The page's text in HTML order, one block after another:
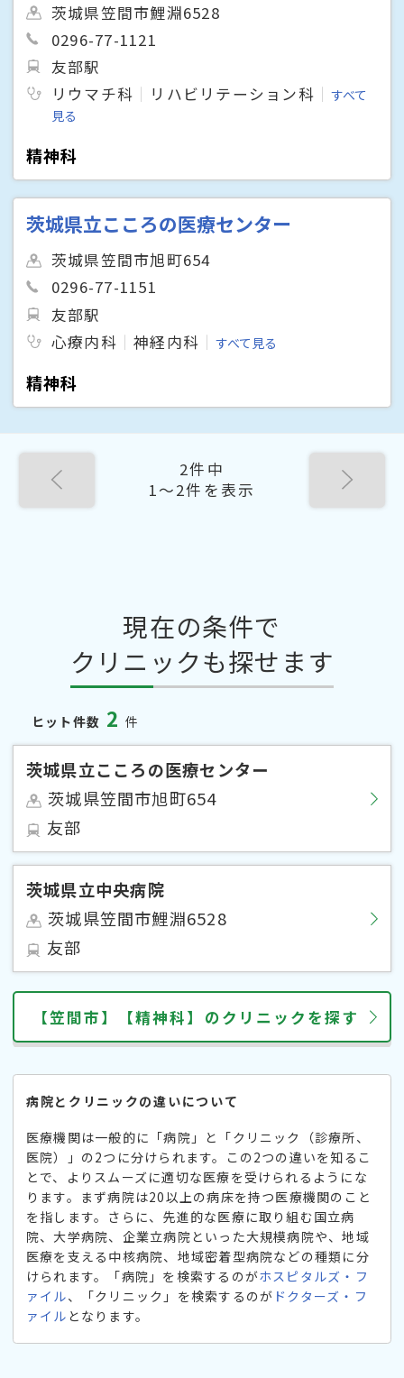
茨城県笠間市鯉淵6528
0296-77-1121
友部駅
リウマチ科
リハビリテーション科
すべて
見る
精神科
茨城県立こころの医療センター
茨城県笠間市旭町654
0296-77-1151
友部駅
心療内科
神経内科 すべて見る
精神科
2件中
1〜2件を表示
現在の条件で
クリニックも探せます
ヒット件数 2 件
茨城県立こころの医療センター
茨城県笠間市旭町654
友部
茨城県立中央病院
茨城県笠間市鯉淵6528
友部
【笠間市】【精神科】のクリニックを探す
病院とクリニックの違いについて
医療機関は一般的に「病院」と「クリニック（診療所、
医院）」の2つに分けられます。この2つの違いを知るこ
とで、よりスムーズに適切な医療を受けられるようにな
ります。まず病院は20以上の病床を持つ医療機関のこと
を指します。さらに、先進的な医療に取り組む国立病
院、大学病院、企業立病院といった大規模病院や、地域
医療を支える中核病院、地域密着型病院などの種類に分
けられます。「病院」を検索するのがホスピタルズ・フ
ァイル、「クリニック」を検索するのが ドクターズ・フ
ァイル となります。